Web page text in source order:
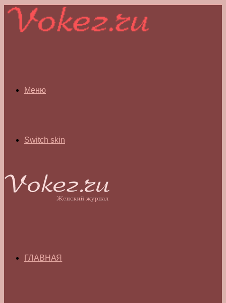
Меню
Switch skin
ГЛАВНАЯ